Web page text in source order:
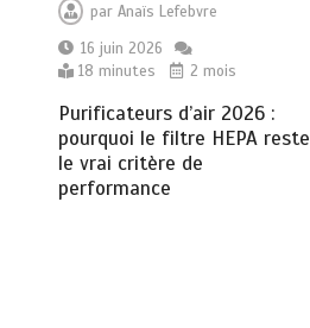
par Anaïs Lefebvre
16 juin 2026
18 minutes
2 mois
Purificateurs d’air 2026 :
pourquoi le filtre HEPA reste
le vrai critère de
performance